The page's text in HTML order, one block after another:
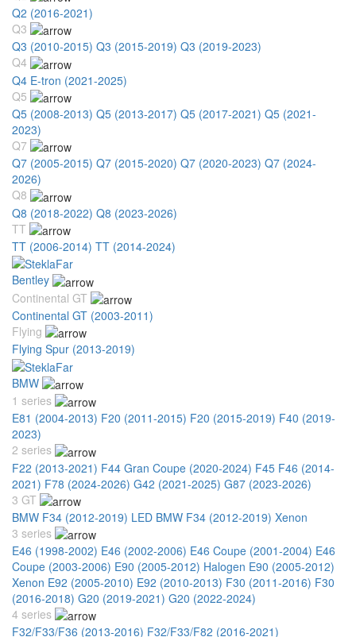
Q2 (2016-2021)
Q3
Q3 (2010-2015) Q3 (2015-2019) Q3 (2019-2023)
Q4
Q4 E-tron (2021-2025)
Q5
Q5 (2008-2013) Q5 (2013-2017) Q5 (2017-2021) Q5 (2021-
2023)
Q7
Q7 (2005-2015) Q7 (2015-2020) Q7 (2020-2023) Q7 (2024-
2026)
Q8
Q8 (2018-2022) Q8 (2023-2026)
TT
TT (2006-2014) TT (2014-2024)
Bentley
Continental GT
Continental GT (2003-2011)
Flying
Flying Spur (2013-2019)
BMW
1 series
E81 (2004-2013) F20 (2011-2015) F20 (2015-2019) F40 (2019-
2023)
2 series
F22 (2013-2021) F44 Gran Coupe (2020-2024) F45 F46 (2014-
2021) F78 (2024-2026) G42 (2021-2025) G87 (2023-2026)
3 GT
BMW F34 (2012-2019) LED BMW F34 (2012-2019) Xenon
3 series
E46 (1998-2002) E46 (2002-2006) E46 Coupe (2001-2004) E46
Coupe (2003-2006) E90 (2005-2012) Halogen E90 (2005-2012)
Xenon E92 (2005-2010) E92 (2010-2013) F30 (2011-2016) F30
(2016-2018) G20 (2019-2021) G20 (2022-2024)
4 series
F32/F33/F36 (2013-2016) F32/F33/F82 (2016-2021)